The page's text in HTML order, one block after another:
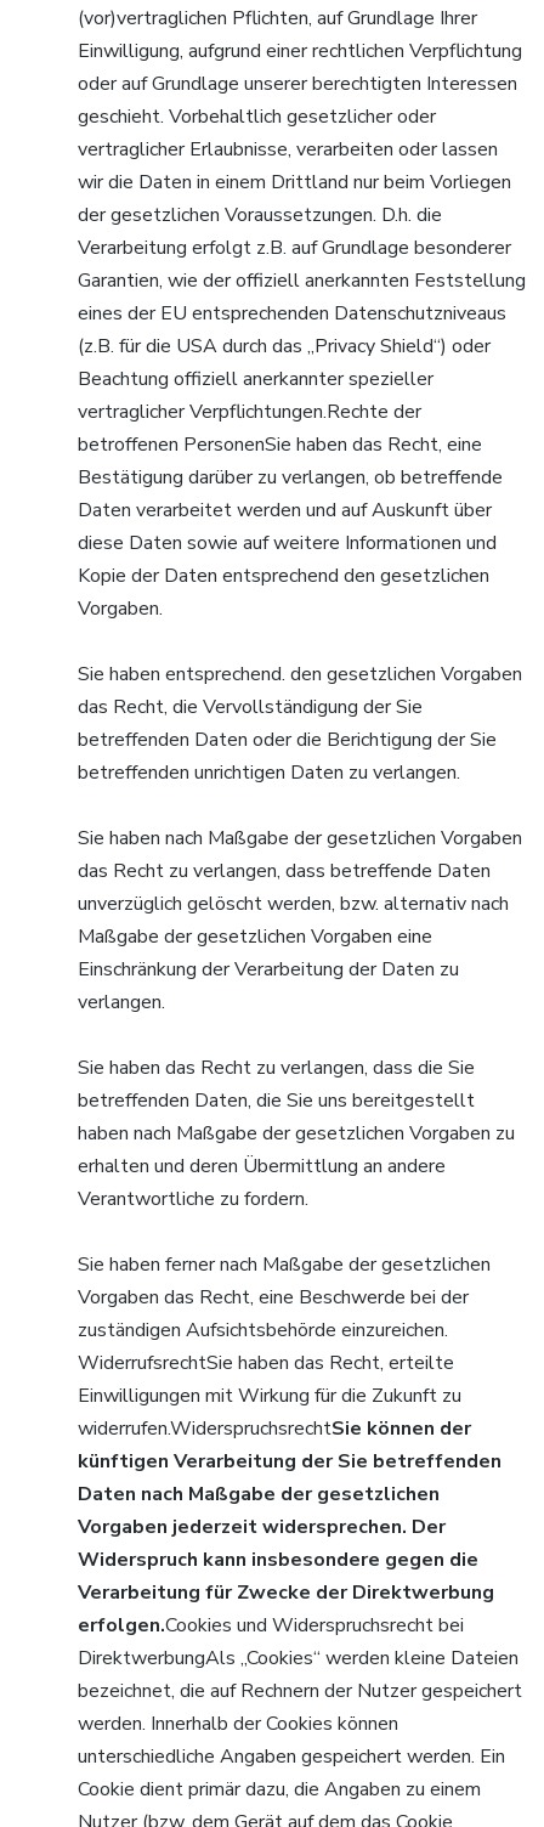
(vor)vertraglichen Pflichten, auf Grundlage Ihrer
Einwilligung, aufgrund einer rechtlichen Verpflichtung
oder auf Grundlage unserer berechtigten Interessen
geschieht. Vorbehaltlich gesetzlicher oder
vertraglicher Erlaubnisse, verarbeiten oder lassen
wir die Daten in einem Drittland nur beim Vorliegen
der gesetzlichen Voraussetzungen. D.h. die
Verarbeitung erfolgt z.B. auf Grundlage besonderer
Garantien, wie der offiziell anerkannten Feststellung
eines der EU entsprechenden Datenschutzniveaus
(z.B. für die USA durch das „Privacy Shield“) oder
Beachtung offiziell anerkannter spezieller
vertraglicher Verpflichtungen.Rechte der
betroffenen PersonenSie haben das Recht, eine
Bestätigung darüber zu verlangen, ob betreffende
Daten verarbeitet werden und auf Auskunft über
diese Daten sowie auf weitere Informationen und
Kopie der Daten entsprechend den gesetzlichen
Vorgaben.
Sie haben entsprechend. den gesetzlichen Vorgaben
das Recht, die Vervollständigung der Sie
betreffenden Daten oder die Berichtigung der Sie
betreffenden unrichtigen Daten zu verlangen.
Sie haben nach Maßgabe der gesetzlichen Vorgaben
das Recht zu verlangen, dass betreffende Daten
unverzüglich gelöscht werden, bzw. alternativ nach
Maßgabe der gesetzlichen Vorgaben eine
Einschränkung der Verarbeitung der Daten zu
verlangen.
Sie haben das Recht zu verlangen, dass die Sie
betreffenden Daten, die Sie uns bereitgestellt
haben nach Maßgabe der gesetzlichen Vorgaben zu
erhalten und deren Übermittlung an andere
Verantwortliche zu fordern.
Sie haben ferner nach Maßgabe der gesetzlichen
Vorgaben das Recht, eine Beschwerde bei der
zuständigen Aufsichtsbehörde einzureichen.
WiderrufsrechtSie haben das Recht, erteilte
Einwilligungen mit Wirkung für die Zukunft zu
widerrufen.WiderspruchsrechtSie können der
künftigen Verarbeitung der Sie betreffenden
Daten nach Maßgabe der gesetzlichen
Vorgaben jederzeit widersprechen. Der
Widerspruch kann insbesondere gegen die
Verarbeitung für Zwecke der Direktwerbung
erfolgen.Cookies und Widerspruchsrecht bei
DirektwerbungAls „Cookies“ werden kleine Dateien
bezeichnet, die auf Rechnern der Nutzer gespeichert
werden. Innerhalb der Cookies können
unterschiedliche Angaben gespeichert werden. Ein
Cookie dient primär dazu, die Angaben zu einem